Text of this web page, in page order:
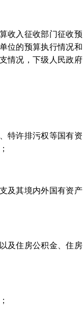
收入征收部门征收预
位的预算执行情况和
情况，下级人民政府
特许排污权等国有资
及其境内外国有资产
及住房公积金、住房